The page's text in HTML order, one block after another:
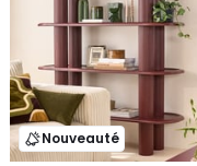
Nouveauté